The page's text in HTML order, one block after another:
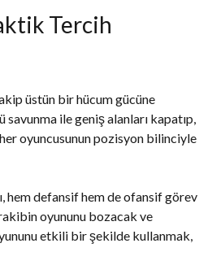
Tercih
üstün bir hücum gücüne
ile geniş alanları kapatıp,
oyuncusunun pozisyon bilinciyle
hem defansif hem de ofansif görev
oyununu bozacak ve
etkili bir şekilde kullanmak,